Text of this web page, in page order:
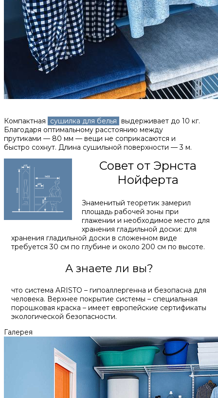
Компактная сушилка для белья выдерживает до 10 кг.
Благодаря оптимальному расстоянию между
прутиками — 80 мм — вещи не соприкасаются и
быстро сохнут. Длина сушильной поверхности — 3 м.
Совет от Эрнста
Нойферта
Знаменитый теоретик замерил
площадь рабочей зоны при
глажении и необходимое место для
хранения гладильной доски: для
хранения гладильной доски в сложенном виде
требуется 30 см по глубине и около 200 см по высоте.
А знаете ли вы?
что система ARISTO – гипоаллергенна и безопасна для
человека. Верхнее покрытие системы – специальная
порошковая краска – имеет европейские сертификаты
экологической безопасности.
Галерея